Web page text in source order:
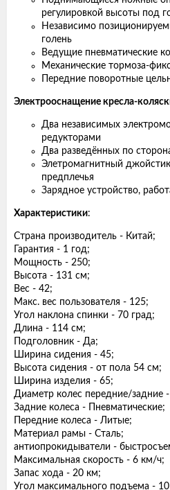
регулировкой высоты под
Независимо
голень
Ведущие пневматические
Механические тормоза-
Передние поворотные
Электрооснащение кресла-
Два независимых
редукторами
Два разведённых по
Элетромагнитный
предплечья
Зарядное устройство,
Характеристики:
Страна производитель - Китай;
Гарантия - 1 год;
Мощность - 250;
Высота - 131 см;
Вес - 42;
Макс. вес пользователя - 125;
Угол наклона спинки - 70 град;
Длина - 114 см;
Подголовник - Да;
Ширина сидения - 45;
Высота сидения - от пола 54 см;
Ширина изделия - 65;
Диаметр колес передние/задние
Задние колеса - Пневматические;
Передние колеса - Литые;
Материал рамы - Сталь;
антиопрокидыватели -
Максимальная скорость - 6 км/ч;
Запас хода - 20 км;
Угол максимального подъема - 10